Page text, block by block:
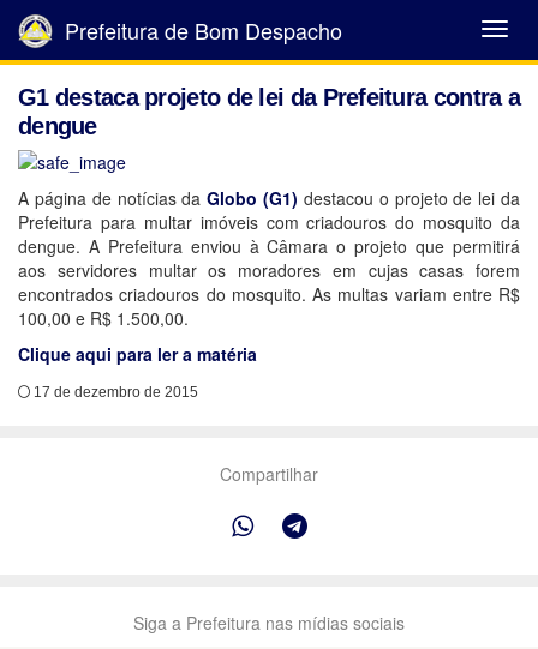
Abrir
Menu
Prefeitura de Bom Despacho
G1 destaca projeto de lei da Prefeitura contra a
dengue
A página de notícias daGlobo (G1) destacou o projeto de lei da
Prefeitura para multar imóveis com criadouros do mosquito da
dengue. A Prefeitura enviou à Câmara o projeto que permitirá
aos servidores multar os moradores em cujas casas forem
encontrados criadouros do mosquito. As multas variam entre R$
100,00 e R$ 1.500,00.
Clique aqui para ler a matéria
17 de dezembro de 2015
Compartilhar
Siga a Prefeitura nas mídias sociais